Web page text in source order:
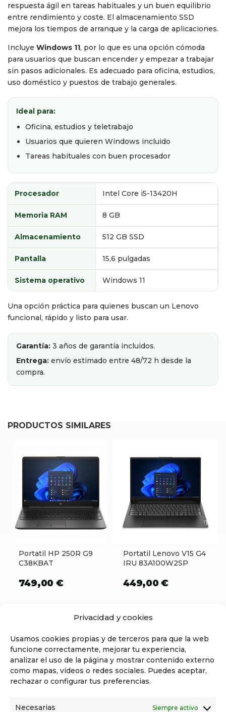
Privacidad y cookies
Usamos cookies propias y de terceros para que la web
funcione correctamente, mejorar tu experiencia,
analizar el uso de la página y mostrar contenido externo
como mapas, vídeos o redes sociales. Puedes aceptar,
rechazar o configurar tus preferencias.
Necesarias Siempre activo
respuesta ágil en tareas habituales y un buen equilibrio
entre rendimiento y coste. El almacenamiento SSD
mejora los tiempos de arranque y la carga de aplicaciones.
Incluye Windows 11, por lo que es una opción cómoda
para usuarios que buscan encender y empezar a trabajar
sin pasos adicionales. Es adecuado para oficina, estudios,
uso doméstico y puestos de trabajo generales.
Ideal para:
Oficina, estudios y teletrabajo
Usuarios que quieren Windows incluido
Tareas habituales con buen procesador
Procesador Intel Core i5-13420H
Memoria RAM 8 GB
Almacenamiento 512 GB SSD
Pantalla 15,6 pulgadas
Sistema operativo Windows 11
Una opción práctica para quienes buscan un Lenovo
funcional, rápido y listo para usar.
Garantía: 3 años de garantía incluidos.
Entrega: envío estimado entre 48/72 h desde la
compra.
PRODUCTOS SIMILARES
Portatil HP 250R G9
C38KBAT
749,00 €
Portatil Lenovo V15 G4
IRU 83A100W2SP
449,00€